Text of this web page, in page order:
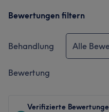
Bewertungen filtern
Behandlung Alle
Bewertung
Verifizierte